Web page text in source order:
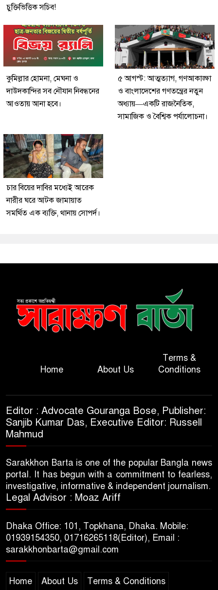
চুক্তিভিত্তিক সচিব!
কুমিল্লার হোমনা, মেঘনা ও
দাউদকান্দির সব নৌযান নিবন্ধনের
আওতায় আনা হবে।
৫ আগস্ট: আত্মত্যাগ, গণআকাঙ্ক্ষা
ও বাংলাদেশের গণতন্ত্রের নতুন
অধ্যায়—একটি রাজনৈতিক,
সামাজিক ও বৈশ্বিক পর্যালোচনা।
চার বিয়ের দাবির মধ্যেই আরেক
নারীর ঘরে আটক জামায়াত
সমর্থিত এক ব্যক্তি, থানায় সোপর্দ।
Home About Us
Terms &
Conditions
Editor : Advocate Gouranga Bose, Publisher:
Sanjib Kumar Das, Executive Editor: Russell
Mahmud
Sarakkhon Barta is one of the popular Bangla news
portal. It has begun with a commitment to fearless,
investigative, informative & independent journalism.
Legal Advisor : Moaz Ariff
Dhaka Office: 101, Topkhana, Dhaka. Mobile:
01939154350, 01716265118(Editor), Email :
sarakkhonbarta@gmail.com
Home About Us Terms & Conditions